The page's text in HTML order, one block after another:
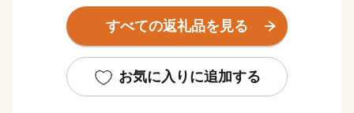
地勢的には、周囲を中国山地の山々に囲まれ、杉原川、
舞う幻想的な風景が楽しめる多自然居住の魅力あふれる
町です。
すべての返礼品を見る
お気に入りに追加する